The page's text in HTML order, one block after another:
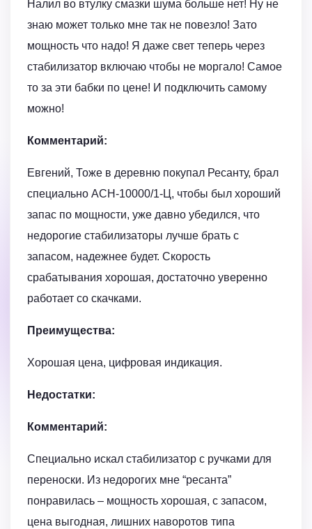
Налил во втулку смазки шума больше нет! Ну не
знаю может только мне так не повезло! Зато
мощность что надо! Я даже свет теперь через
стабилизатор включаю чтобы не моргало! Самое
то за эти бабки по цене! И подключить самому
можно!
Комментарий:
Евгений, Тоже в деревню покупал Ресанту, брал
специально ACH-10000/1-Ц, чтобы был хороший
запас по мощности, уже давно убедился, что
недорогие стабилизаторы лучше брать с
запасом, надежнее будет. Скорость
срабатывания хорошая, достаточно уверенно
работает со скачками.
Преимущества:
Хорошая цена, цифровая индикация.
Недостатки:
Комментарий:
Специально искал стабилизатор с ручками для
переноски. Из недорогих мне “ресанта”
понравилась – мощность хорошая, с запасом,
цена выгодная, лишних наворотов типа